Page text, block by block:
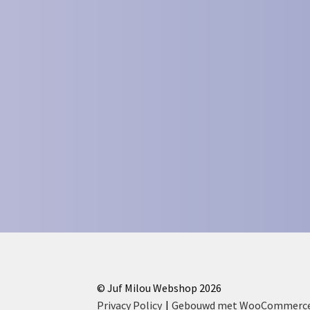
© Juf Milou Webshop 2026
Privacy Policy
Gebouwd met